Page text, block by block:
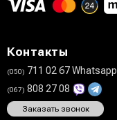
Контакты
(050) 711 02 67 Whatsapp
(067) 808 27 08
Заказать звонок